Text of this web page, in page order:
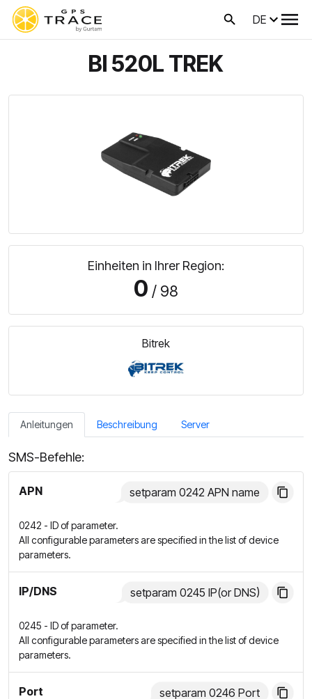
DE
BI 520L TREK
Einheiten in Ihrer Region:
0 / 98
Bitrek
Anleitungen Beschreibung Server
SMS-Befehle:
APN setparam 0242 APN name
0242 - ID of parameter.
All configurable parameters are specified in the list of device
parameters.
IP/DNS setparam 0245 IP(or DNS)
0245 - ID of parameter.
All configurable parameters are specified in the list of device
parameters.
Port setparam 0246 Port